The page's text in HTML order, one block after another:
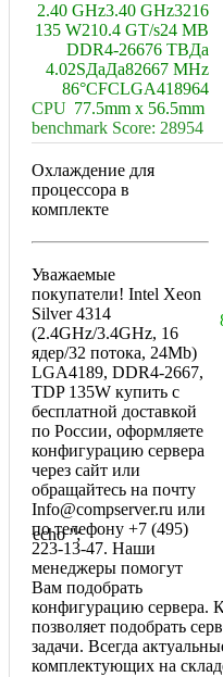
echo '';
16
32
3.40 GHz
2.40 GHz
24 MB
10.4 GT/s
2
135 W
Да
6 TB
DDR4-2667
2667 MHz
8
Да
Да
2S
4.0
64
FCLGA4189
86°C
77.5mm x 56.5mm
CPU
benchmark Score: 28954
Охлаждение для
процессора в
комплекте
Уважаемые
покупатели! Intel Xeon
Silver 4314
(2.4GHz/3.4GHz, 16
ядер/32 потока, 24Mb)
LGA4189, DDR4-2667,
TDP 135W купить с
бесплатной доставкой
по России, оформляете
конфигурацию сервера
через сайт или
обращайтесь на почту
Info@compserver.ru или
по телефону +7 (495)
223-13-47. Наши
менеджеры помогут
Вам подобрать
конфигурацию сервера.
позволяет подобрать
задачи. Всегда
комплектующих на